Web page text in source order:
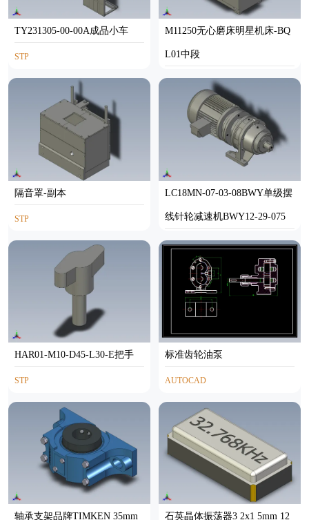
TY231305-00-00A成品小车
STP
M11250无心磨床明星机床-BQ
L01中段
STP
隔音罩-副本
STP
LC18MN-07-03-08BWY单级摆
线针轮减速机BWY12-29-075
STP
HAR01-M10-D45-L30-E把手
STP
标准齿轮油泵
AUTOCAD
轴承支架品牌TIMKEN 35mm 石英晶体振荡器3 2x1 5mm 12